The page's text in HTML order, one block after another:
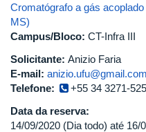
Cromatógrafo a gás
MS)
Campus/Bloco: CT-Infra III
Solicitante: Anizio Faria
E-mail: anizio.ufu@gmail.com
Telefone:
+55 34 3271-
Data da reserva:
14/09/2020 (Dia todo) até 16/